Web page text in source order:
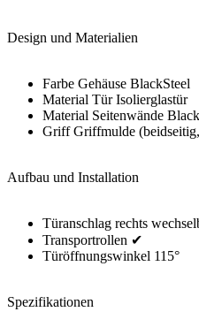
Design und Materialien
Farbe Gehäuse BlackSteel
Material Tür Isolierglastür
Material Seitenwände
Griff Griffmulde
Aufbau und Installation
Türanschlag rechts
Transportrollen ✔
Türöffnungswinkel 115°
Spezifikationen